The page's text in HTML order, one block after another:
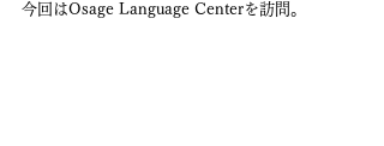
今回はOsage Language Centerを訪問。